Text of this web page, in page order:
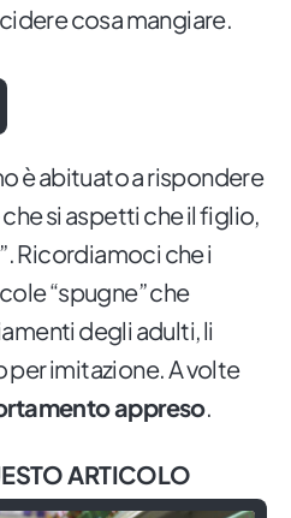
cosa mangiare.
è abituato a rispondere
si aspetti che il figlio,
Ricordiamoci che i
“spugne” che
degli adulti, li
per imitazione. A volte
appreso.
ARTICOLO